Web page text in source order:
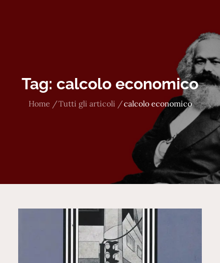
Tag: calcolo economico
Home Tutti gli articoli calcolo economico